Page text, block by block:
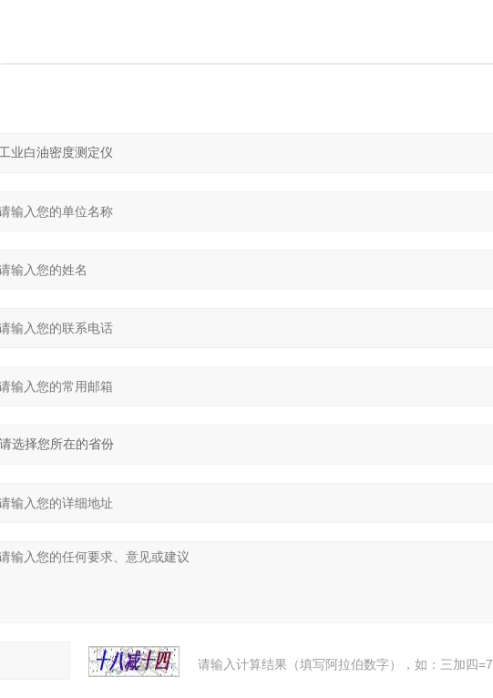
请输入计算结果（填写阿拉伯数字），如：三加四=7